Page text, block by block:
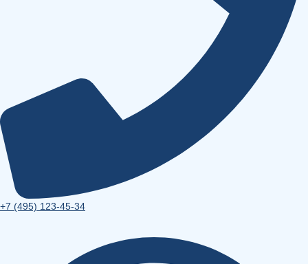
+7 (495) 123-45-34